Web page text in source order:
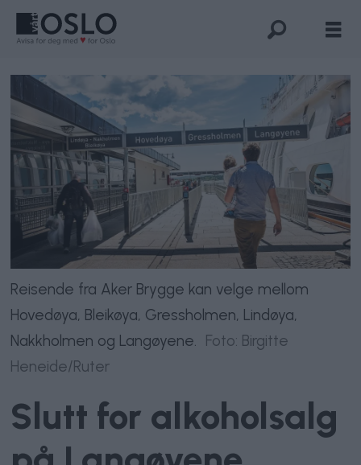
Reisende fra Aker Brygge kan velge mellom
Hovedøya, Bleikøya, Gressholmen, Lindøya,
Nakkholmen og Langøyene. Foto: Birgitte
Heneide/Ruter
Slutt for alkoholsalg